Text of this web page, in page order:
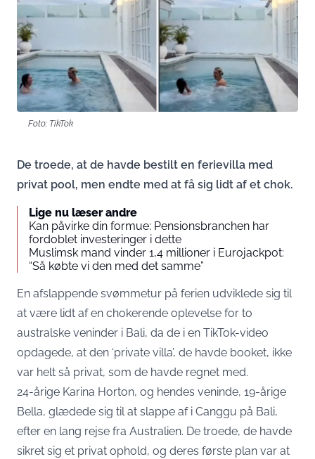
Foto: TikTok
De troede, at de havde bestilt en ferievilla med
privat pool, men endte med at få sig lidt af et chok.
Lige nu læser andre
Kan påvirke din formue: Pensionsbranchen har
fordoblet investeringer i dette
Muslimsk mand vinder 1,4 millioner i Eurojackpot:
“Så købte vi den med det samme”
En afslappende svømmetur på ferien udviklede sig til
at være lidt af en chokerende oplevelse for to
australske veninder i Bali, da de i en TikTok-video
opdagede, at den ‘private villa’, de havde booket, ikke
var helt så privat, som de havde regnet med.
24-årige Karina Horton, og hendes veninde, 19-årige
Bella, glædede sig til at slappe af i Canggu på Bali,
efter en lang rejse fra Australien. De troede, de havde
sikret sig et privat ophold, og deres første plan var at